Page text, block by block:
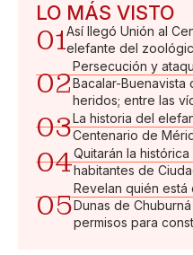
LO MÁS VISTO
01Así llegó Unión al
elefante del
02
Persecución y
Bacalar-Buenavista
heridos; entre las
03La historia del
Centenario de
04Quitarán la
habitantes de
05
Revelan quién
Dunas de
permisos para